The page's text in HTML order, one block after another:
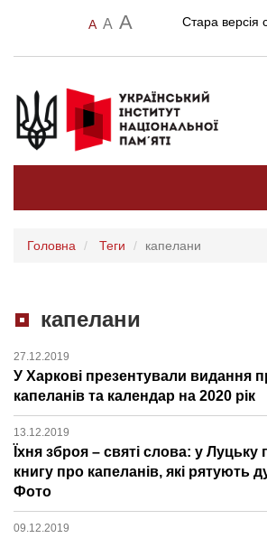
A A A Стара версія
Головна Теги капелани
капелани
27.12.2019
У Харкові презентували видання
капеланів та календар на 2020 рік
13.12.2019
Їхня зброя – святі слова: у Луцьку
книгу про капеланів, які рятують
Фото
09.12.2019